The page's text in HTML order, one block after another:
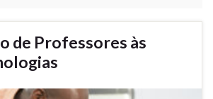
de Professores às